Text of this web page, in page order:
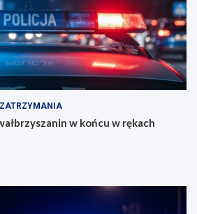
ZATRZYMANIA
w końcu w rękach